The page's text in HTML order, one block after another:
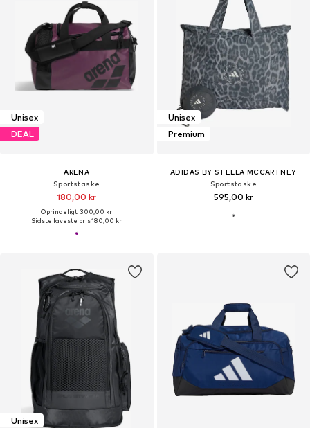
Unisex
DEAL
ARENA
Sportstaske
180,00 kr
Oprindeligt: 300,00 kr
Sidste laveste pris:180,00 kr
Unisex
Premium
ADIDAS BY STELLA MCCARTNEY
Sportstaske
595,00 kr
Unisex